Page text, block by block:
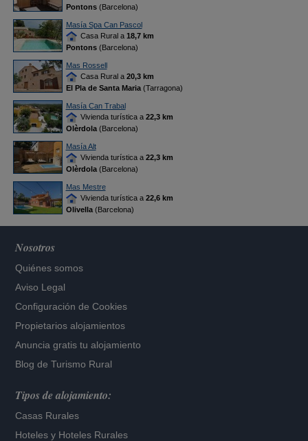
Pontons(Barcelona)
Masía Spa Can Pascol
Casa Rural a 18,7 km
Pontons(Barcelona)
Mas Rossell
Casa Rural a 20,3 km
El Pla de Santa Maria(Tarragona)
Masía Can Trabal
Vivienda turística a 22,3 km
Olèrdola(Barcelona)
Masía Alt
Vivienda turística a 22,3 km
Olèrdola(Barcelona)
Mas Mestre
Vivienda turística a 22,6 km
Olivella(Barcelona)
Nosotros
Quiénes somos
Aviso Legal
Configuración de Cookies
Propietarios alojamientos
Anuncia gratis tu alojamiento
Blog de Turismo Rural
Tipos de alojamiento:
Casas Rurales
Hoteles y Hoteles Rurales